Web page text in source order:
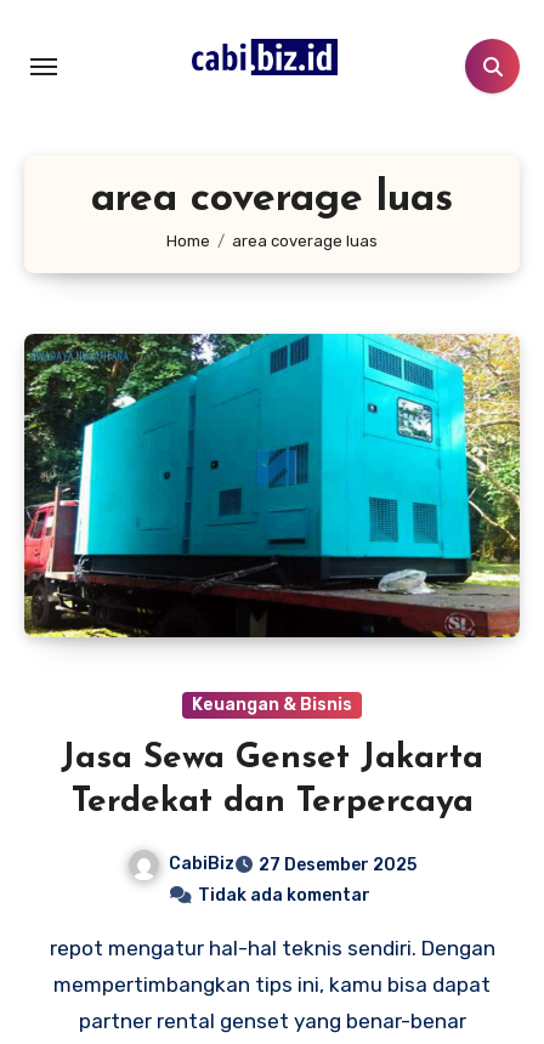
konten
area coverage luas
Home area coverage luas
Keuangan & Bisnis
Jasa Sewa Genset Jakarta
Terdekat dan Terpercaya
CabiBiz
27 Desember 2025
Tidak ada komentar
repot mengatur hal-hal teknis sendiri. Dengan
mempertimbangkan tips ini, kamu bisa dapat
partner rental genset yang benar-benar